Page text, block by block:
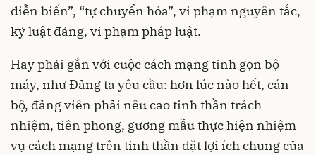
diễn biến”, “tự chuyển hóa”, vi phạm nguyên tắc,
kỷ luật đảng, vi phạm pháp luật.
Hay phải gắn với cuộc cách mạng tinh gọn bộ
máy, như Đảng ta yêu cầu: hơn lúc nào hết, cán
bộ, đảng viên phải nêu cao tinh thần trách
nhiệm, tiên phong, gương mẫu thực hiện nhiệm
vụ cách mạng trên tinh thần đặt lợi ích chung của